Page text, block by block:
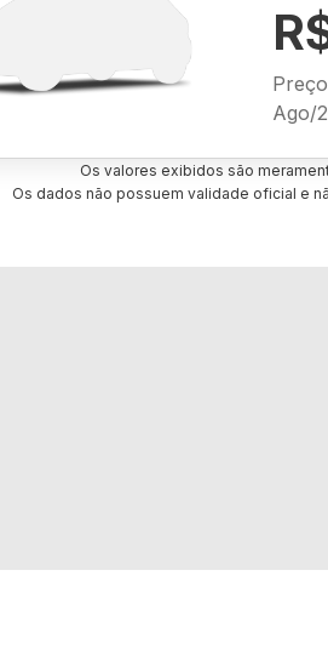
Ago/
Os valores exibidos são
Os dados não possuem validade oficial e